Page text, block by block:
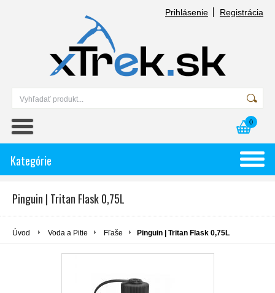
Prihlásenie Registrácia
0
Kategórie
Pinguin | Tritan Flask 0,75L
Úvod Voda a Pitie Fľaše Pinguin | Tritan Flask 0,75L